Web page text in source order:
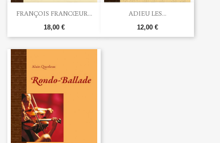
FRANÇOIS FRANCŒUR...
18,00 €
ADIEU LES...
12,00 €